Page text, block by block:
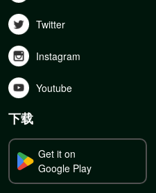
Twitter
Instagram
Youtube
下载
Get it on
Google Play